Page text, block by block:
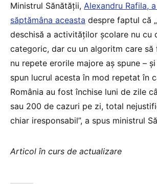
Ministrul Sănătății, Alexandru Rafila,
săptămâna aceasta despre faptul că
deschisă a activităților școlare nu cu
categoric, dar cu un algoritm care să
nu repete erorile majore aș spune –
spun lucrul acesta în mod repetat în
România au fost închise luni de zile
sau 200 de cazuri pe zi, total
chiar iresponsabil”, a spus ministrul
Articol în curs de actualizare